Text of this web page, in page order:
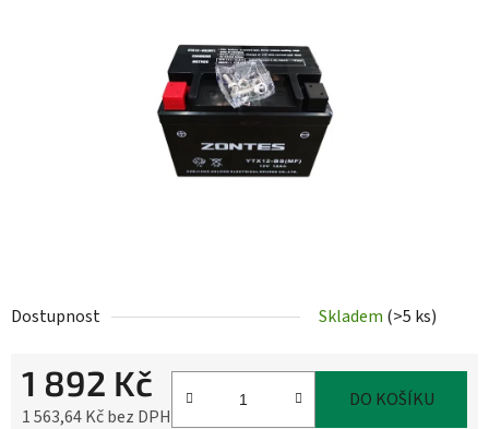
Dostupnost Skladem (>5 ks)
1 892 Kč
1 563,64 Kč bez DPH
DO KOŠÍKU